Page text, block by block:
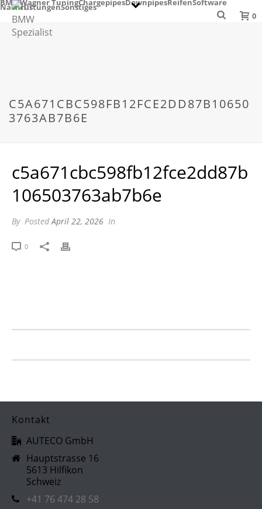
BMWWagner TuningChargepipesDownpipesReifenSoftware
NachrüstungenSonstiges
0
C5A671CBC598FB12FCE2DD87B10650
3763AB7B6E
c5a671cbc598fb12fce2dd87b
106503763ab7b6e
By PostedApril 22, 2026 In
0
Kontakt
AUTECO GmbH
Hauptstrasse 16
5613 Hilfikon
Schweiz
+41 76 474 28 58